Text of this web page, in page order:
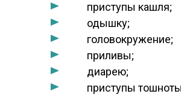
приступы кашля;
одышку;
головокружение;
приливы;
диарею;
приступы